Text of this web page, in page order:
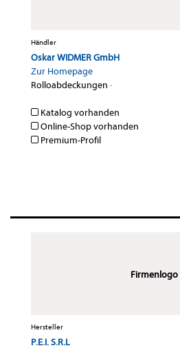
Händler
Oskar WIDMER GmbH
Zur Homepage
Rolloabdeckungen ·
Katalog vorhanden
Online-Shop vorhanden
Premium-Profil
Firmenlogo
Hersteller
P.E.I. S.R.L